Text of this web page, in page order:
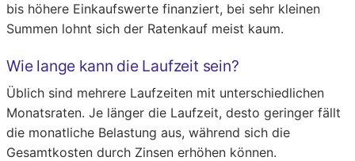
bis höhere Einkaufswerte finanziert, bei sehr kleinen
Summen lohnt sich der Ratenkauf meist kaum.
Wie lange kann die Laufzeit sein?
Üblich sind mehrere Laufzeiten mit unterschiedlichen
Monatsraten. Je länger die Laufzeit, desto geringer fällt
die monatliche Belastung aus, während sich die
Gesamtkosten durch Zinsen erhöhen können.